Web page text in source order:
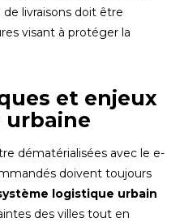
livraisons doit être
visant à protéger la
et enjeux
urbaine
dématérialisées avec le e-
doivent toujours
logistique urbain
des villes tout en